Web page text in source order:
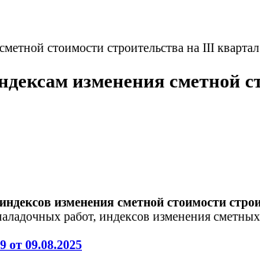
стоимости строительства на III квартал
изменения сметной
изменения сметной стоимости
работ, индексов изменения
09.08.2025